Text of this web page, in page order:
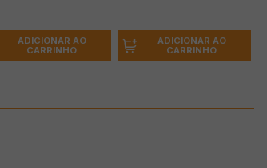
ADICIONAR AO
CARRINHO
ADICIONAR AO
CARRINHO